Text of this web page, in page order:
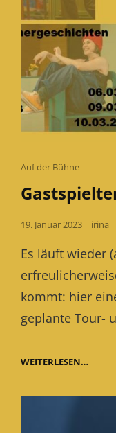
Cat
Auf der Bühne
Posted
19. Januar 2023 irina
Es läuft wieder
kommt: hier
geplante Tour-
WEITERLESEN…